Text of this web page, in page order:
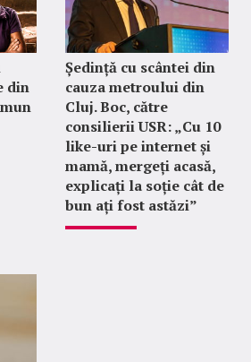
din
Ședință cu scântei din
cauza metroului din
Cluj. Boc, către
consilierii USR: „Cu 10
like-uri pe internet și
mamă, mergeți acasă,
explicați la soție cât de
bun ați fost astăzi”